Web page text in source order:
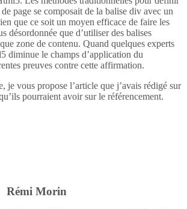
page se composait de la balise div avec un
que ce soit un moyen efficace de faire les
désordonnée que d’utiliser des balises
zone de contenu. Quand quelques experts
diminue le champs d’application du
preuves contre cette affirmation.
je vous propose l’article que j’avais rédigé sur
pourraient avoir sur le référencement.
Rémi Morin